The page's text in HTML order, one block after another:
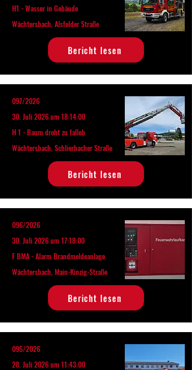
H1 - Wasser in Gebäude
Wächtersbach, Alsfelder Straße
Bericht lesen
097/2026
30. Juli 2026 um 18:14:00
H 1 - Baum droht zu falleb
Wächtersbach, Schlierbacher Straße
Bericht lesen
096/2026
30. Juli 2026 um 17:18:00
F BMA - Alarm Brandmeldeanlage
Wächtersbach, Main-Kinzig-Straße
Bericht lesen
095/2026
28. Juli 2026 um 11:43:00